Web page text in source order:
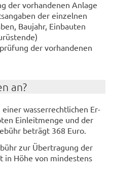
der vor­han­de­nen An­la­ge
der ein­zel­nen
Bau­jahr, Ein­bau­ten
der vor­han­de­nen
an?
was­ser­recht­li­chen Er­
Ein­leit­men­ge und der
be­trägt 368 Euro.
zur Über­tra­gung der
in Höhe von min­des­tens